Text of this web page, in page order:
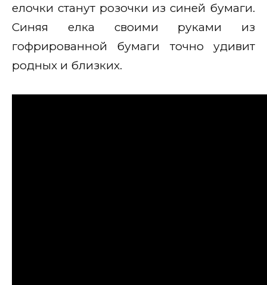
елочки станут розочки из синей бумаги.
Синяя елка своими руками из
гофрированной бумаги точно удивит
родных и близких.